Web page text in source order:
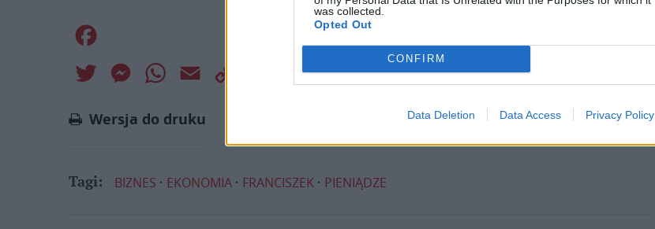
was collected.
Opted Out
CONFIRM
Data Deletion Data Access Privacy Policy
Twitter MessengerWhatsApp
Email Print
Wersja do druku
Tagi: BIZNES EKONOMIA FRANCISZEK PIENIĄDZE